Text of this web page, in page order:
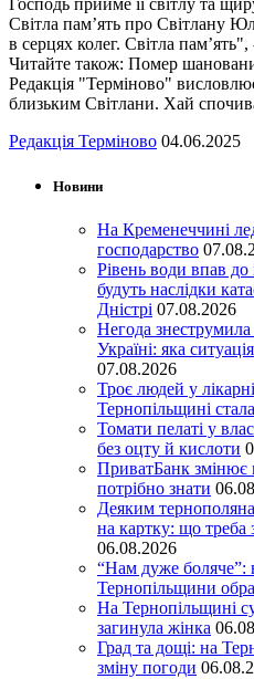
Господь прийме її світлу та
Світла пам’ять про Світлану
в серцях колег. Світла
Читайте також: Помер
Редакція "Терміново"
близьким Світлани. Хай
Редакція Терміново 04.06.2025
Новини
На Кременеччині
господарство
Рівень води впав до
будуть наслідки
Дністрі 07.08.2026
Негода
Україні: яка
07.08.2026
Троє людей у
Тернопільщині
Томати пелаті у
без оцту й кислоти
ПриватБанк змінює
потрібно знати
Деяким
на картку: що треба
06.08.2026
“Нам дуже боляче”:
Тернопільщини
На Тернопільщині
загинула жінка
Град та дощі: на
зміну погоди